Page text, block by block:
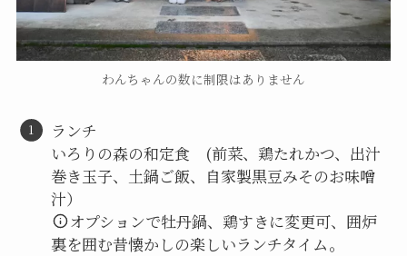
わんちゃんの数に制限はありません
ランチ
いろりの森の和定食 (前菜、鶏たれかつ、出汁
巻き玉子、土鍋ご飯、自家製黒豆みそのお味噌
汁）
オプションで牡丹鍋、鶏すきに変更可、囲炉
裏を囲む昔懐かしの楽しいランチタイム。